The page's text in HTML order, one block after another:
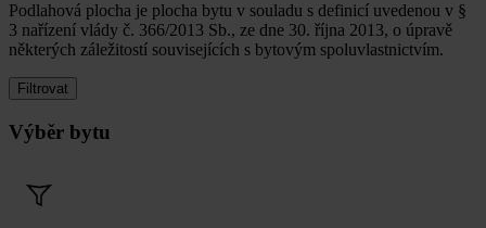
Podlahová plocha je plocha bytu v souladu s definicí uvedenou v §
3 nařízení vlády č. 366/2013 Sb., ze dne 30. října 2013, o úpravě
některých záležitostí souvisejících s bytovým spoluvlastnictvím.
Filtrovat
Výběr bytu